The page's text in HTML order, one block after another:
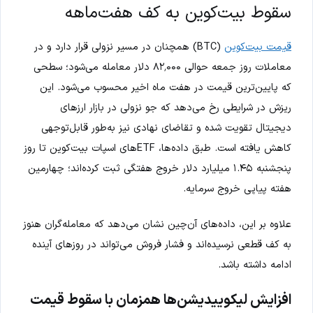
سقوط بیت‌کوین به کف هفت‌ماهه
قیمت بیت‌کوین
(BTC) همچنان در مسیر نزولی قرار دارد و در
معاملات روز جمعه حوالی ۸۲٬۰۰۰ دلار معامله می‌شود؛ سطحی
که پایین‌ترین قیمت در هفت ماه اخیر محسوب می‌شود. این
ریزش در شرایطی رخ می‌دهد که جو نزولی در بازار ارزهای
دیجیتال تقویت شده و تقاضای نهادی نیز به‌طور قابل‌توجهی
کاهش یافته است. طبق داده‌ها، ETFهای اسپات بیت‌کوین تا روز
پنجشنبه ۱.۴۵ میلیارد دلار خروج هفتگی ثبت کرده‌اند؛ چهارمین
هفته پیاپی خروج سرمایه.
علاوه بر این، داده‌های آن‌چین نشان می‌دهد که معامله‌گران هنوز
به کف قطعی نرسیده‌اند و فشار فروش می‌تواند در روزهای آینده
ادامه داشته باشد.
افزایش لیکوییدیشن‌ها همزمان با سقوط قیمت